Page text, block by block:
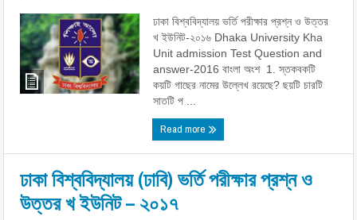
ঢাকা বিশ্ববিদ্যালয় ভর্তি পরীক্ষার প্রশ্ন ও উত্তর
খ ইউনিট-২০১৬ Dhaka University Kha
Unit admission Test Question and
answer-2016 বাংলা অংশ 1. স্তকবকটি
কয়টি গাছের নামের উল্লেখ রয়েছে? ছয়টি চারটি
সাতটি প ...
Read more
ঢাকা বিশ্ববিদ্যালয় (ঢাবি) ভর্তি পরীক্ষার প্রশ্ন ও
উত্তর খ ইউনিট – ২০১৭